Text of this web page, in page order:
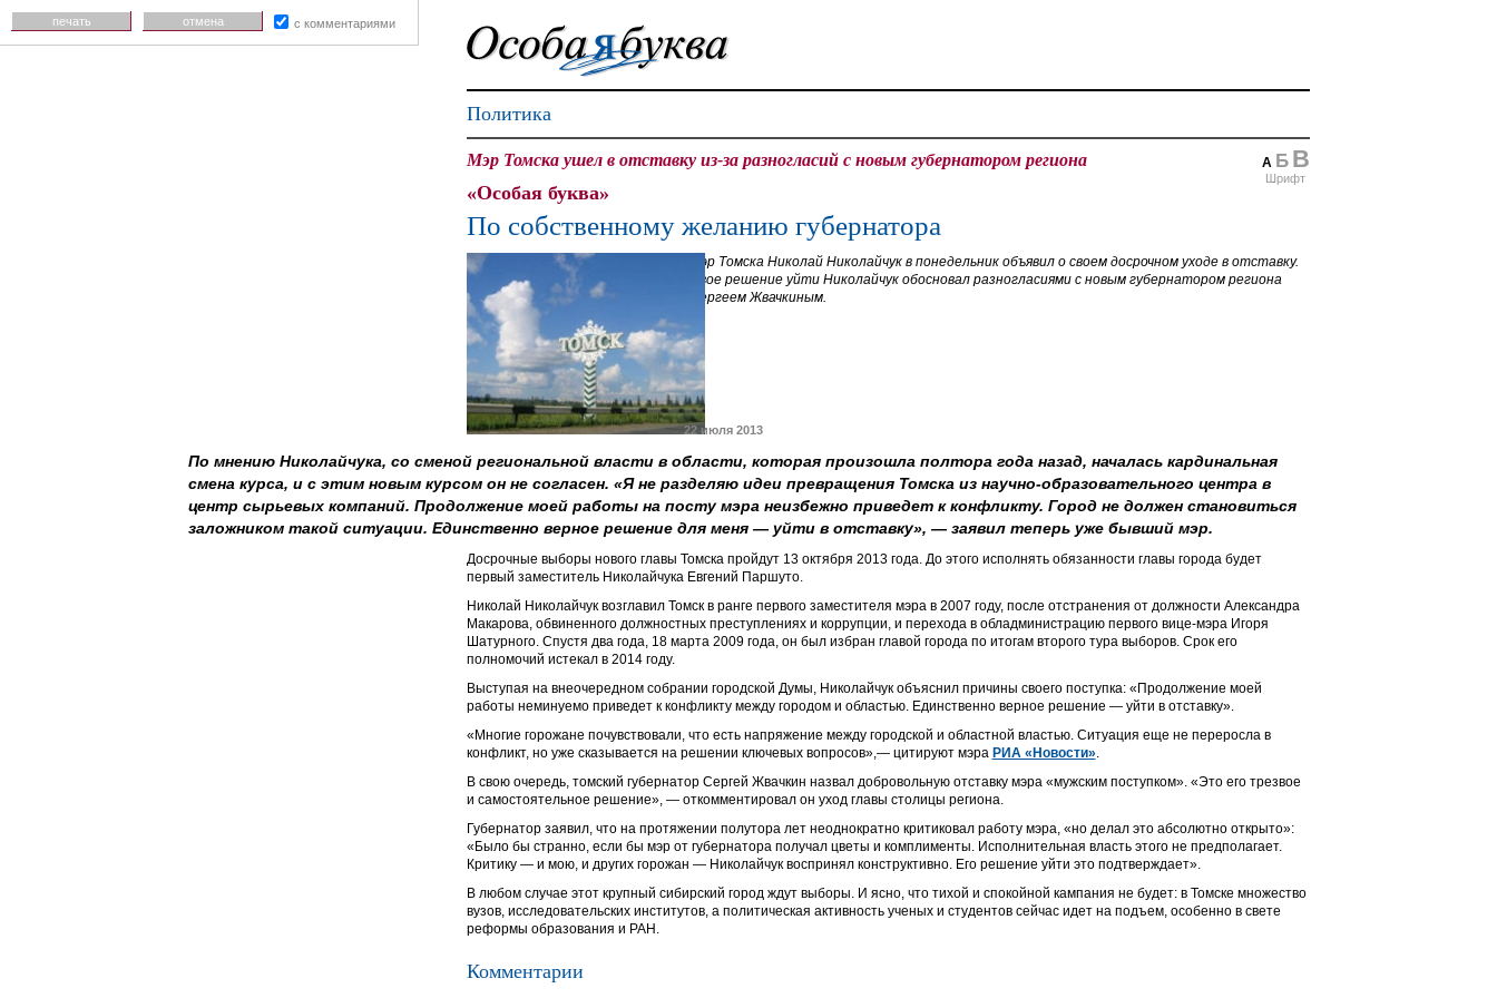
Политика
А Б В
Шрифт
Мэр Томска ушел в отставку из-за разногласий с новым губернатором региона
«Особая буква»
По собственному желанию губернатора
Мэр Томска Николай Николайчук в понедельник объявил о своем досрочном уходе в отставку.
Свое решение уйти Николайчук обосновал разногласиями с новым губернатором региона
Сергеем Жвачкиным.
22 июля 2013
По мнению Николайчука, со сменой региональной власти в области, которая произошла полтора года назад, началась кардинальная
смена курса, и с этим новым курсом он не согласен. «Я не разделяю идеи превращения Томска из научно-образовательного центра в
центр сырьевых компаний. Продолжение моей работы на посту мэра неизбежно приведет к конфликту. Город не должен становиться
заложником такой ситуации. Единственно верное решение для меня — уйти в отставку», — заявил теперь уже бывший мэр.
Досрочные выборы нового главы Томска пройдут 13 октября 2013 года. До этого исполнять обязанности главы города будет
первый заместитель Николайчука Евгений Паршуто.
Николай Николайчук возглавил Томск в ранге первого заместителя мэра в 2007 году, после отстранения от должности Александра
Макарова, обвиненного должностных преступлениях и коррупции, и перехода в обладминистрацию первого вице-мэра Игоря
Шатурного. Спустя два года, 18 марта 2009 года, он был избран главой города по итогам второго тура выборов. Срок его
полномочий истекал в 2014 году.
Выступая на внеочередном собрании городской Думы, Николайчук объяснил причины своего поступка: «Продолжение моей
работы неминуемо приведет к конфликту между городом и областью. Единственно верное решение — уйти в отставку».
«Многие горожане почувствовали, что есть напряжение между городской и областной властью. Ситуация еще не переросла в
конфликт, но уже сказывается на решении ключевых вопросов»,— цитируют мэра РИА «Новости».
В свою очередь, томский губернатор Сергей Жвачкин назвал добровольную отставку мэра «мужским поступком». «Это его трезвое
и самостоятельное решение», — откомментировал он уход главы столицы региона.
Губернатор заявил, что на протяжении полутора лет неоднократно критиковал работу мэра, «но делал это абсолютно открыто»:
«Было бы странно, если бы мэр от губернатора получал цветы и комплименты. Исполнительная власть этого не предполагает.
Критику — и мою, и других горожан — Николайчук воспринял конструктивно. Его решение уйти это подтверждает».
В любом случае этот крупный сибирский город ждут выборы. И ясно, что тихой и спокойной кампания не будет: в Томске множество
вузов, исследовательских институтов, а политическая активность ученых и студентов сейчас идет на подъем, особенно в свете
реформы образования и РАН.
Комментарии
печать отмена с комментариями